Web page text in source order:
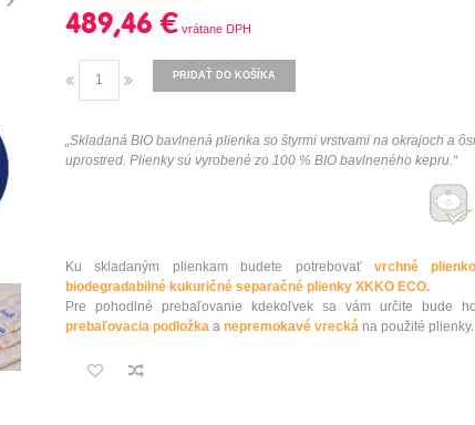
489,46 €
PRIDAŤ DO KOŠÍKA
„Skladaná BIO bavlnená plienka so štyrmi vrstvami na okrajoch a
uprostred. Plienky sú vyrobené zo 100 % BIO bavlneného kepru.“
Ku skladaným plienkam budete potrebovať vrchné
biodegradabilné kukuričné separačné plienky XKKO ECO.
Pre pohodlné prebaľovanie kdekoľvek sa vám určite bude
prebaľovacia podložka a nepremokavé vrecká na použité plienky.